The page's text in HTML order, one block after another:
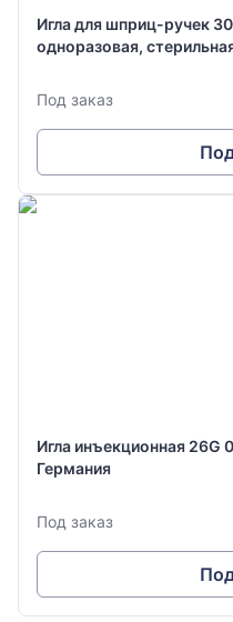
Игла для шприц-ручек
одноразовая,
Под заказ
Игла инъекционная
Германия
Под заказ